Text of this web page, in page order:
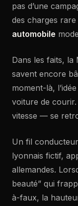
pas d’une
des charges
automobile
Dans les faits, la
savent encore
moment-là,
voiture de
vitesse — se
Un fil
lyonnais fictif,
allemandes.
beauté” qui
à-faux, la